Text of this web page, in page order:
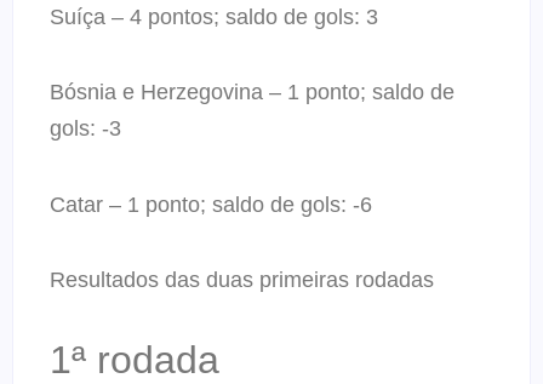
Suíça – 4 pontos; saldo de gols: 3
Bósnia e Herzegovina – 1 ponto; saldo de
gols: -3
Catar – 1 ponto; saldo de gols: -6
Resultados das duas primeiras rodadas
1ª rodada